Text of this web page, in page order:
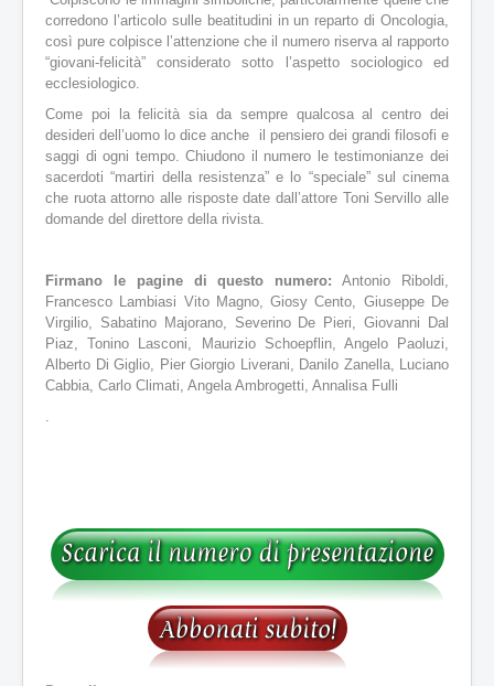
corredono l’articolo sulle beatitudini in un reparto di Oncologia,
così pure colpisce l’attenzione che il numero riserva al rapporto
“giovani-felicità” considerato sotto l’aspetto sociologico ed
ecclesiologico.
Come poi la felicità sia da sempre qualcosa al centro dei
desideri dell’uomo lo dice anche il pensiero dei grandi filosofi e
saggi di ogni tempo. Chiudono il numero le testimonianze dei
sacerdoti “martiri della resistenza” e lo “speciale” sul cinema
che ruota attorno alle risposte date dall’attore Toni Servillo alle
domande del direttore della rivista.
Firmano le pagine di questo numero: Antonio Riboldi,
Francesco Lambiasi Vito Magno, Giosy Cento, Giuseppe De
Virgilio, Sabatino Majorano, Severino De Pieri, Giovanni Dal
Piaz, Tonino Lasconi, Maurizio Schoepflin, Angelo Paoluzi,
Alberto Di Giglio, Pier Giorgio Liverani, Danilo Zanella, Luciano
Cabbia, Carlo Climati, Angela Ambrogetti, Annalisa Fulli
.